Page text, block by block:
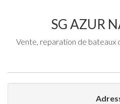
SG AZUR
Vente, reparation de bateaux